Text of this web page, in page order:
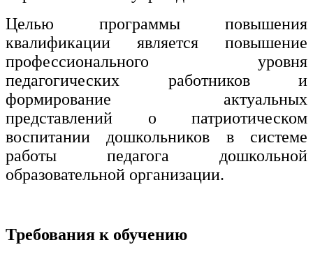
Изобразительное и прикладные виды
искусств
Средства массовой информации и
информативно-библиотечное дело
Управление в технических системах
Ветеринария и зоотехника
Подготовка к периодической
Дополнительные Услуги
Целью программы повышения
квалификации является повышение
профессионального уровня
педагогических работников и
формирование актуальных
представлений о патриотическом
воспитании дошкольников в системе
работы педагога дошкольной
образовательной организации.
Требования к обучению